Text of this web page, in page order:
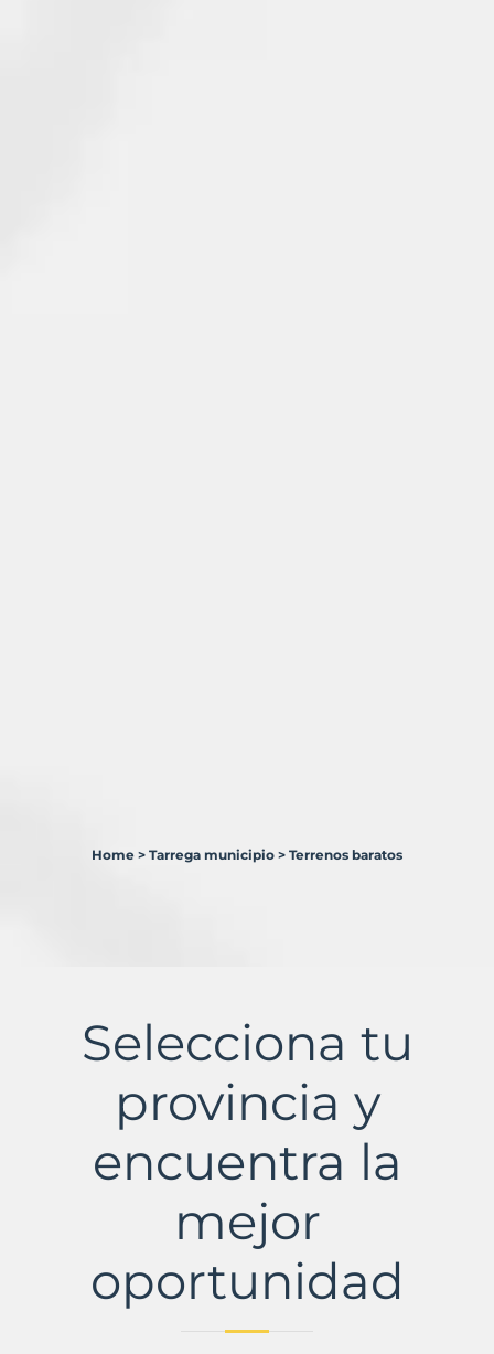
Murbalands
Home > Tarrega municipio > Terrenos baratos
Selecciona tu
provincia y
encuentra la
mejor
oportunidad